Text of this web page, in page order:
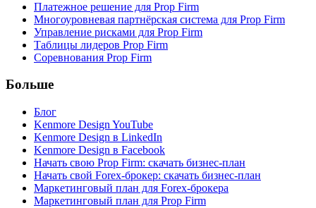
Платежное решение для Prop Firm
Многоуровневая партнёрская система для Prop Firm
Управление рисками для Prop Firm
Таблицы лидеров Prop Firm
Соревнования Prop Firm
Больше
Блог
Kenmore Design YouTube
Kenmore Design в LinkedIn
Kenmore Design в Facebook
Начать свою Prop Firm: скачать бизнес-план
Начать свой Forex-брокер: скачать бизнес-план
Маркетинговый план для Forex-брокера
Маркетинговый план для Prop Firm